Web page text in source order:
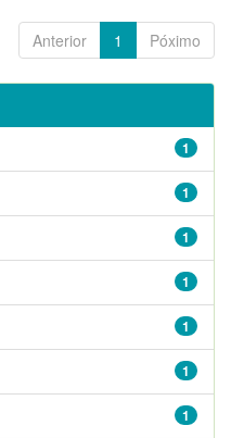
Anterior 1 Póximo
1
1
1
1
1
1
1